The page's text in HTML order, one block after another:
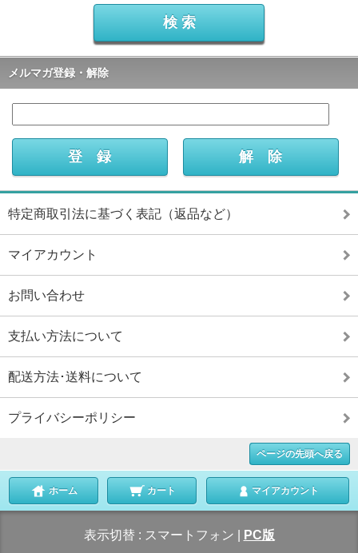
メルマガ登録・解除
特定商取引法に基づく表記（返品など）
マイアカウント
お問い合わせ
支払い方法について
配送方法･送料について
プライバシーポリシー
ページの先頭へ戻る
ホーム カート マイアカウント
表示切替 : スマートフォン PC版